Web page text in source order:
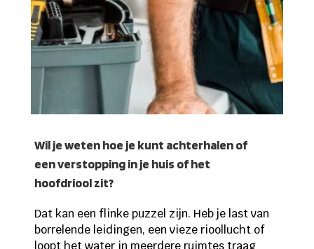
Wil je weten hoe je kunt achterhalen of
een verstopping in je huis of het
hoofdriool zit?
Dat kan een flinke puzzel zijn. Heb je last van
borrelende leidingen, een vieze rioollucht of